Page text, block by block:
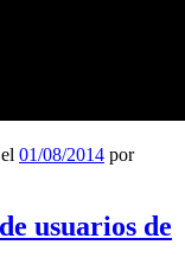
el 01/08/2014 por
usuarios de